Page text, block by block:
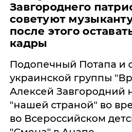
Завгороднего
советуют
после этого
кадры
Подопечный Потапа и
украинской группы
Алексей Завгородний
"нашей страной" во
во Всероссийском